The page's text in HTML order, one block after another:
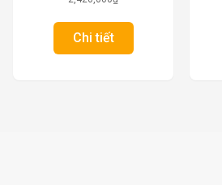
Chi tiết